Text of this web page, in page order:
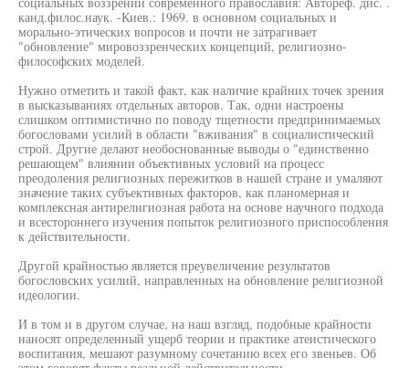
канд.филос.наук. -Киев.: 1969. в основном социальных и
морально-этических вопросов и почти не затрагивает
"обновление" мировоззренческих концепций, религиозно-
философских моделей.
Нужно отметить и такой факт, как наличие крайних точек зрения
в высказываниях отдельных авторов. Так, одни настроены
слишком оптимистично по поводу тщетности предпринимаемых
богословами усилий в области "вживания" в социалистический
строй. Другие делают необоснованные выводы о "единственно
решающем" влиянии объективных условий на процесс
преодоления религиозных пережитков в нашей стране и умаляют
значение таких субъективных факторов, как планомерная и
комплексная антирелигиозная работа на основе научного подхода
и всестороннего изучения попыток религиозного приспособления
к действительности.
Другой крайностью является преувеличение результатов
богословских усилий, направленных на обновление религиозной
идеологии.
И в том и в другом случае, на наш взгляд, подобные крайности
наносят определенный ущерб теории и практике атеистического
воспитания, мешают разумному сочетанию всех его звеньев. Об